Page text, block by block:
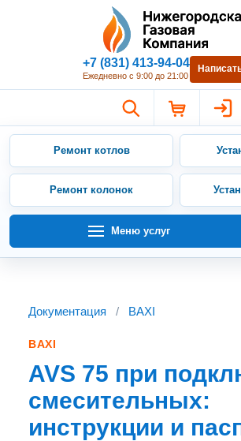
+7 (831) 413-94-04
Ежедневно с 9:00 до 21:00
Ремонт котлов
Ремонт колонок
Меню услуг
Документация / BAXI
BAXI
AVS 75 при
смесительных:
инструкции и